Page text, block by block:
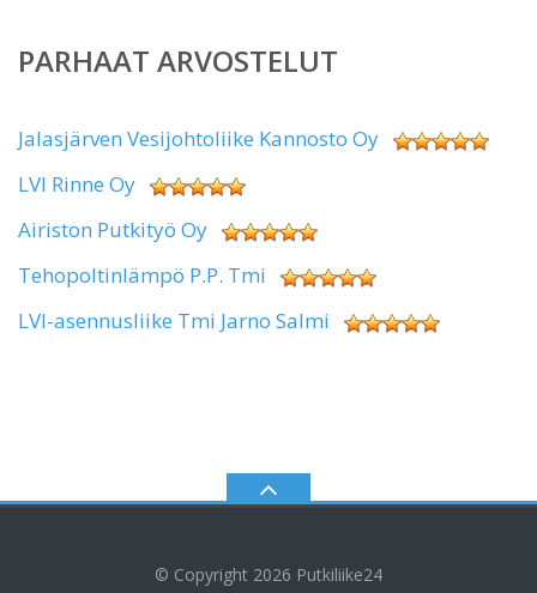
PARHAAT ARVOSTELUT
Jalasjärven Vesijohtoliike Kannosto Oy
LVI Rinne Oy
Airiston Putkityö Oy
Tehopoltinlämpö P.P. Tmi
LVI-asennusliike Tmi Jarno Salmi
© Copyright 2026 Putkiliike24